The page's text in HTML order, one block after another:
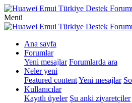
Menü
Ana sayfa
Forumlar
Yeni mesajlar Forumlarda ara
Neler yeni
Featured contentYeni mesajlar
Kullanıcılar
Kayıtlı üyeler Şu anki ziyaretçiler